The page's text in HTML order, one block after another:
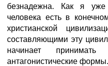
безнадежна. Как я уже
человека есть в
христианской
составляющими эту
начинает
антагонистические